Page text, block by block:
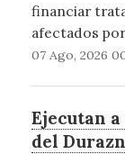
financiar
afectados
07 Ago, 2026
Ejecutan
del